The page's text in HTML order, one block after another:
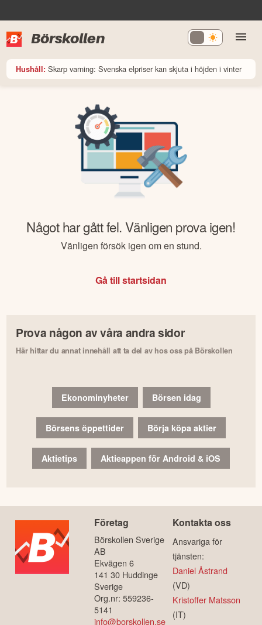
Börskollen
Hushåll: Skarp varning: Svenska elpriser kan skjuta i höjden i vinter
Något har gått fel. Vänligen prova igen!
Vänligen försök igen om en stund.
Gå till startsidan
Prova någon av våra andra sidor
Här hittar du annat innehåll att ta del av hos oss på Börskollen
Ekonominyheter Börsen idag
Börsens öppettider Börja köpa aktier
Aktietips Aktieappen för Android & iOS
Företag
Börskollen Sverige
AB
Ekvägen 6
141 30 Huddinge
Sverige
Org.nr: 559236-
5141
info@borskollen.se
Kontakta oss
Ansvariga för
tjänsten:
Daniel Åstrand
(VD)
Kristoffer Matsson
(IT)